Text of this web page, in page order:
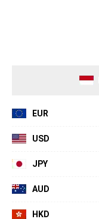
EUR
USD
JPY
AUD
HKD